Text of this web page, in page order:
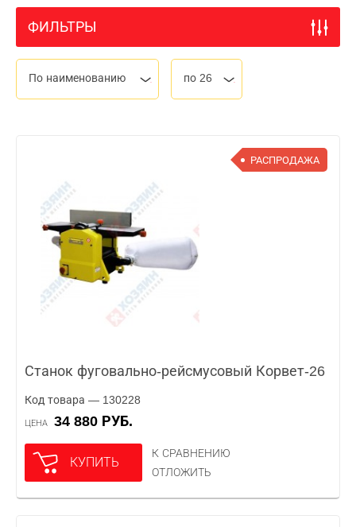
ФИЛЬТРЫ
По наименованию по 26
РАСПРОДАЖА
Станок фуговально-рейсмусовый Корвет-26
Код товара — 130228
ЦЕНА 34 880 РУБ.
КУПИТЬ
К СРАВНЕНИЮ
ОТЛОЖИТЬ